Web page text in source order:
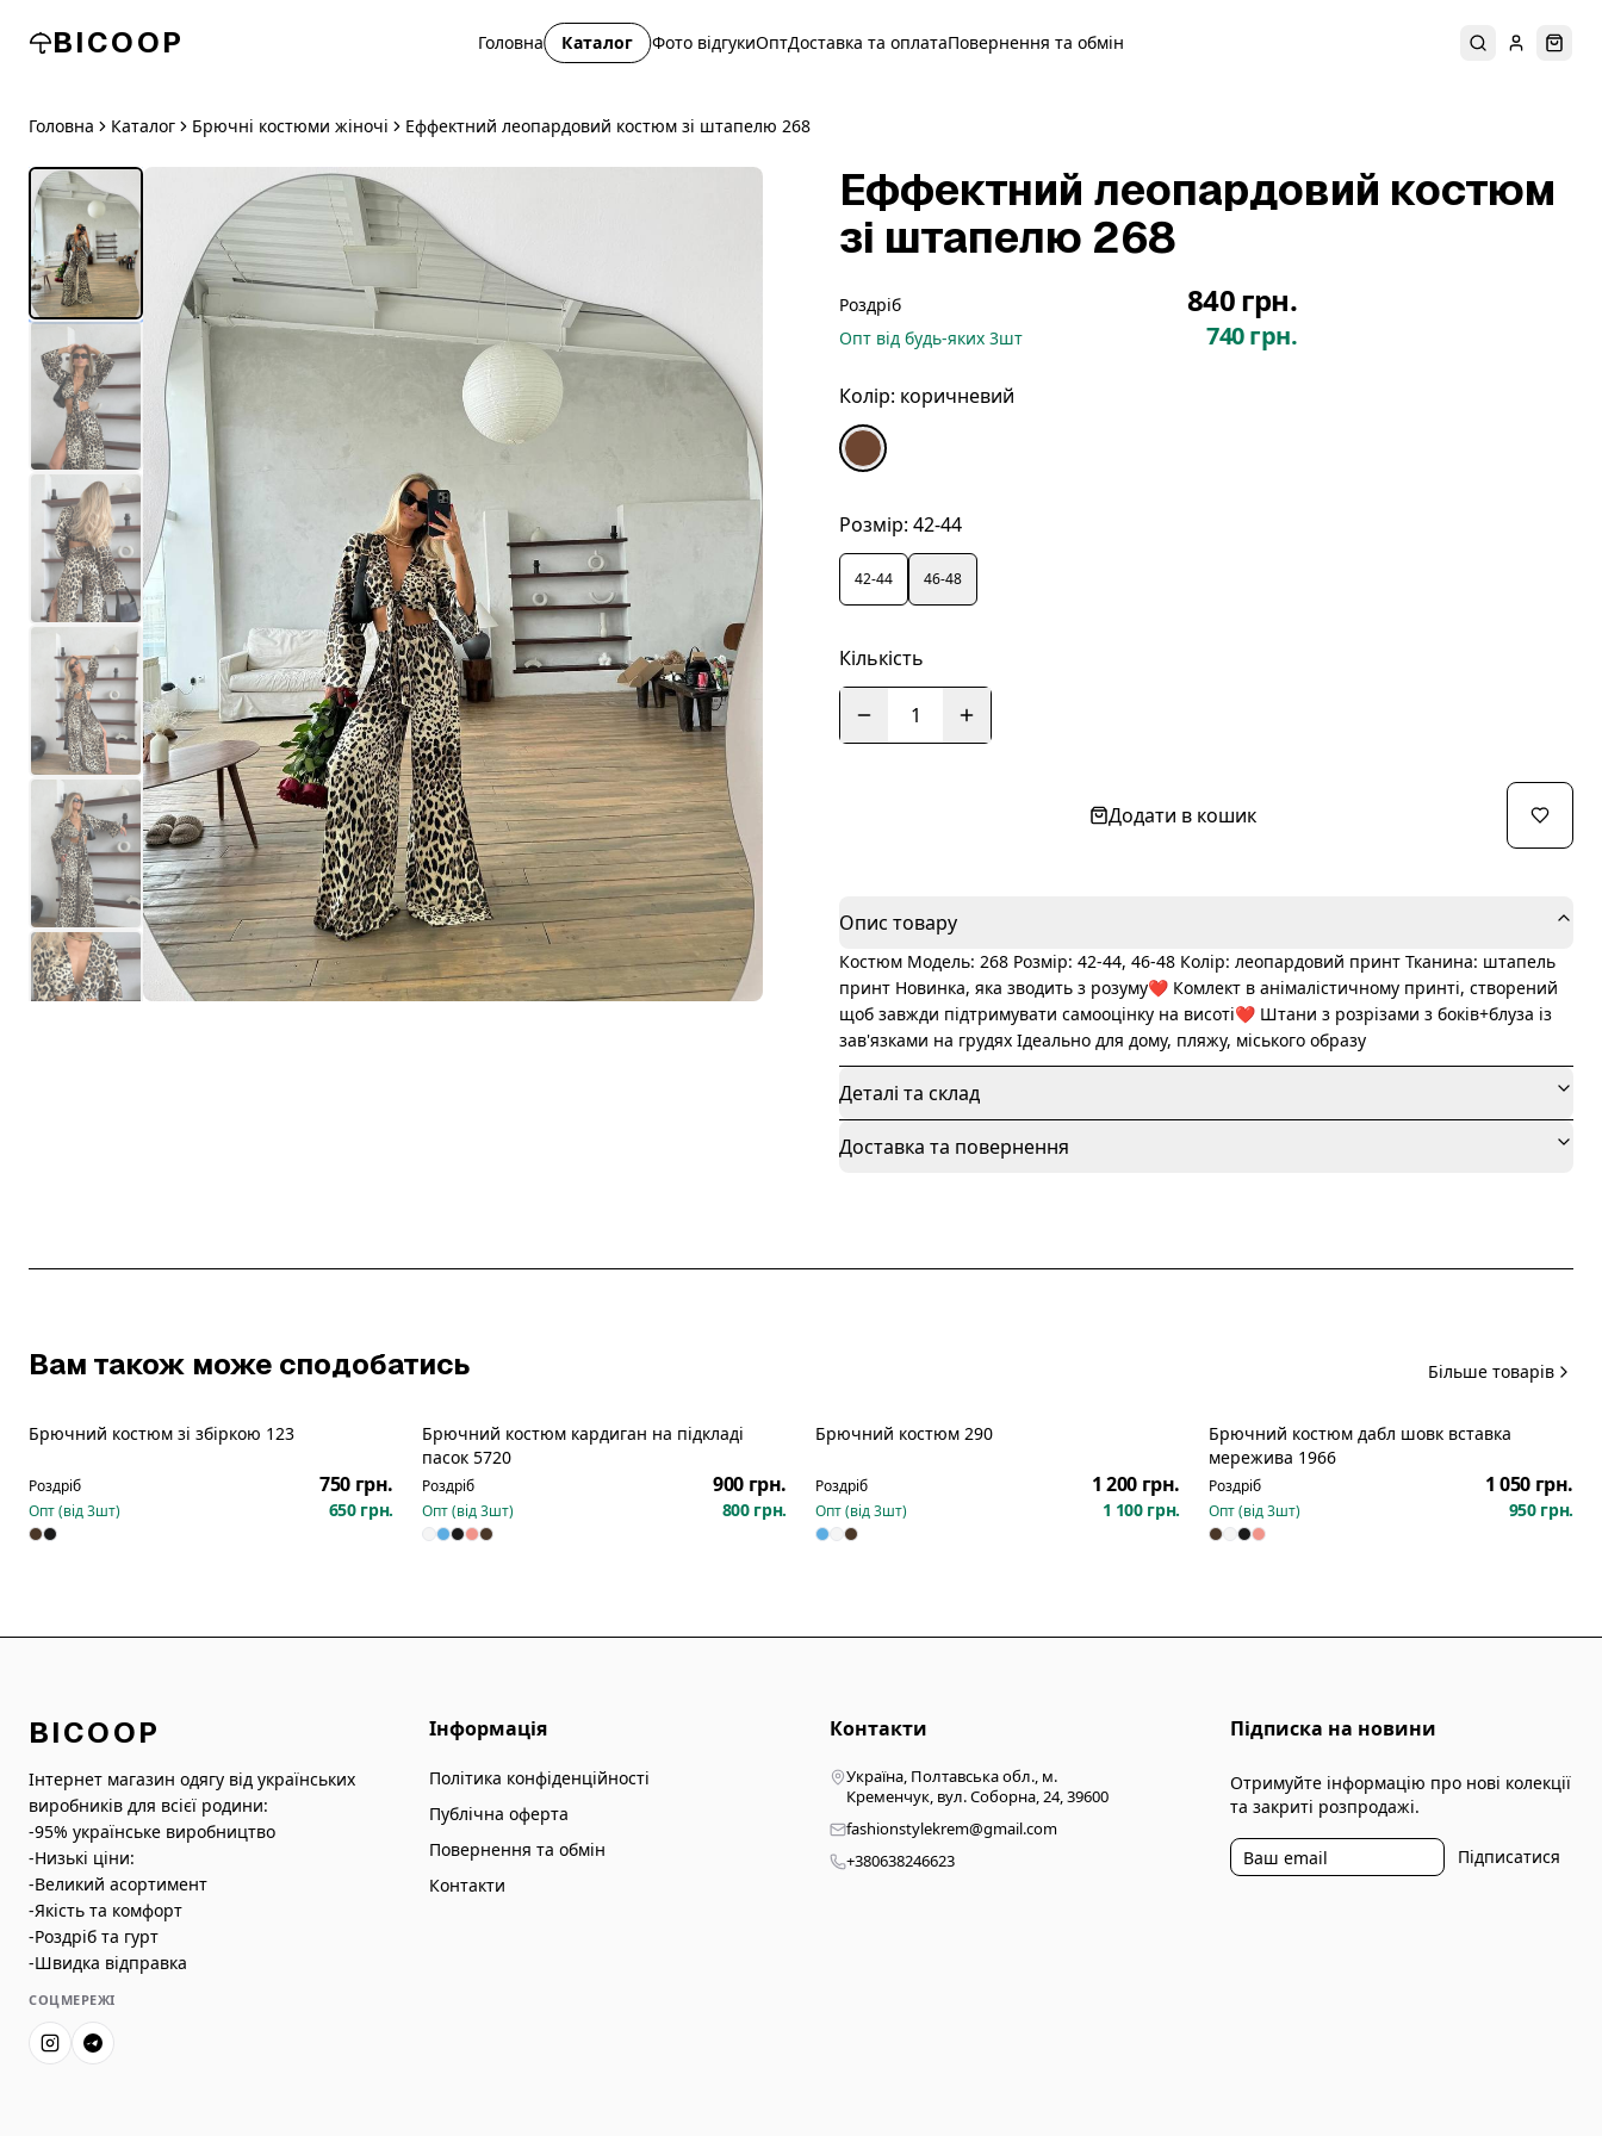
BICOOP Головна Каталог Фото відгукиОптДоставка та оплатаПовернення та обмін ПошукУвійти
Головна Каталог Брючні костюми жіночі Еффектний леопардовий костюм зі штапелю 268
Еффектний леопардовий костюм
зі штапелю 268
Роздріб 840 грн.
Опт від будь-яких 3шт 740 грн.
Колір: коричневий
Розмір: 42-44
42-44 46-48
Кількість
1
Додати в кошик
Опис товару
Костюм Модель: 268 Розмір: 42-44, 46-48 Колір: леопардовий принт Тканина: штапель
принт Новинка, яка зводить з розуму❤️ Комлект в анімалістичному принті, створений
щоб завжди підтримувати самооцінку на висоті❤️‍ Штани з розрізами з боків+блуза із
зав'язками на грудях Ідеально для дому, пляжу, міського образу
Деталі та склад
Доставка та повернення
Вам також може сподобатись Більше товарів
Брючний костюм зі збіркою 123
Роздріб 750 грн.
Опт (від3шт) 650 грн.
Брючний костюм кардиган на підкладі
пасок 5720
Роздріб 900 грн.
Опт (від3шт) 800 грн.
Брючний костюм 290
Роздріб 1 200 грн.
Опт (від3шт) 1 100 грн.
Брючний костюм дабл шовк вставка
мережива 1966
Роздріб 1 050 грн.
Опт (від3шт) 950 грн.
BICOOP
Інтернет магазин одягу від українських
виробників для всієї родини:
-95% українське виробництво
-Низькі ціни:
-Великий асортимент
-Якість та комфорт
-Роздріб та гурт
-Швидка відправка
СОЦМЕРЕЖІ
Інформація
Політика конфіденційності
Публічна оферта
Повернення та обмін
Контакти
Контакти
Україна, Полтавська обл., м.
Кременчук, вул. Соборна, 24, 39600
fashionstylekrem@gmail.com
+380638246623
Підписка на новини
Отримуйте інформацію про нові колекції
та закриті розпродажі.
Підписатися